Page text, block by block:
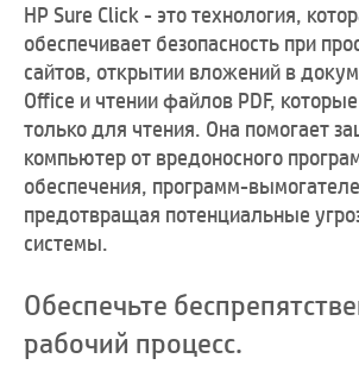
HP Sure Click - это технология,
обеспечивает безопасность при
сайтов, открытии вложений в
Office и чтении файлов PDF,
только для чтения. Она помогает
компьютер от вредоносного
обеспечения, программ-
предотвращая потенциальные
системы.
Обеспечьте
рабочий процесс.